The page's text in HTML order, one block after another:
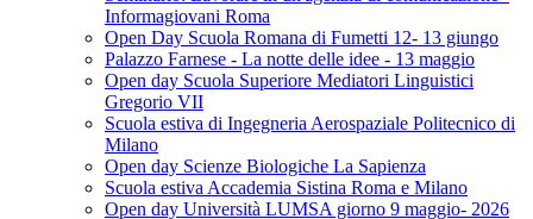
Informagiovani Roma
Open Day Scuola Romana di Fumetti 12- 13 giungo
Palazzo Farnese - La notte delle idee - 13 maggio
Open day Scuola Superiore Mediatori Linguistici
Gregorio VII
Scuola estiva di Ingegneria Aerospaziale Politecnico di
Milano
Open day Scienze Biologiche La Sapienza
Scuola estiva Accademia Sistina Roma e Milano
Open day Università LUMSA giorno 9 maggio- 2026